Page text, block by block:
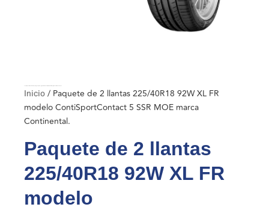
Inicio/ Paquete de 2 llantas 225/40R18 92W XL FR
modelo ContiSportContact 5 SSR MOE marca
Continental.
Paquete de 2 llantas
225/40R18 92W XL FR
modelo